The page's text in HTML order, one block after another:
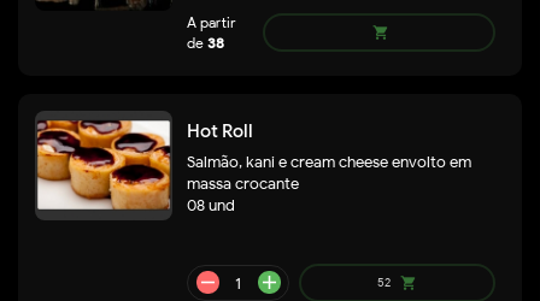
A partir
de31
shopping_cart
Hot Roll
Salmão, kani e cream cheese envolto em
massa crocante
08 und